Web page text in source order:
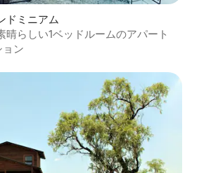
ドミニアム
晴らしい1ベッドルームのアパート
ョン